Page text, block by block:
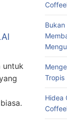
untuk
Tropis
Hidea